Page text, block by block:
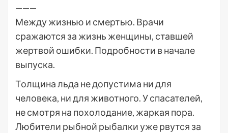
———
Между жизнью и смертью. Врачи
сражаются за жизнь женщины, ставшей
жертвой ошибки. Подробности в начале
выпуска.
Толщина льда не допустима ни для
человека, ни для животного. У спасателей,
не смотря на похолодание, жаркая пора.
Любители рыбной рыбалки уже рвутся за